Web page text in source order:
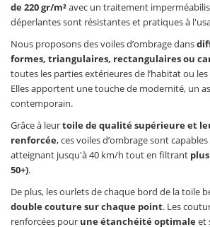
de 220 gr/m²avec un traitement
déperlantes sont résistantes et pratiques à
Nous proposons des voiles d’ombrage dans
formes, triangulaires, rectangulaires ou
toutes les parties extérieures de l’habitat ou
Elles apportent une touche de modernité, un
contemporain.
Grâce à leurtoile de qualité supérieure et
renforcée, ces voiles d’ombrage sont
atteignant jusqu'à 40 km/h tout en filtrant
50+).
De plus, les ourlets de chaque bord de la toile
double couture sur chaque point. Les
renforcées pour une étanchéité optimaleet